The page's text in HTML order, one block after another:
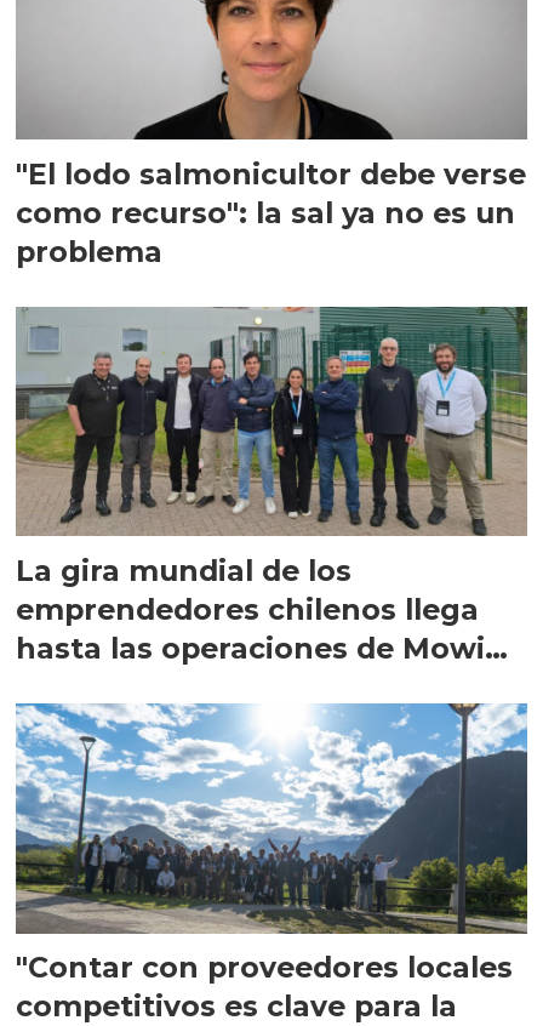
"El lodo salmonicultor debe verse
como recurso": la sal ya no es un
problema
La gira mundial de los
emprendedores chilenos llega
hasta las operaciones de Mowi
"Contar con proveedores locales
competitivos es clave para la